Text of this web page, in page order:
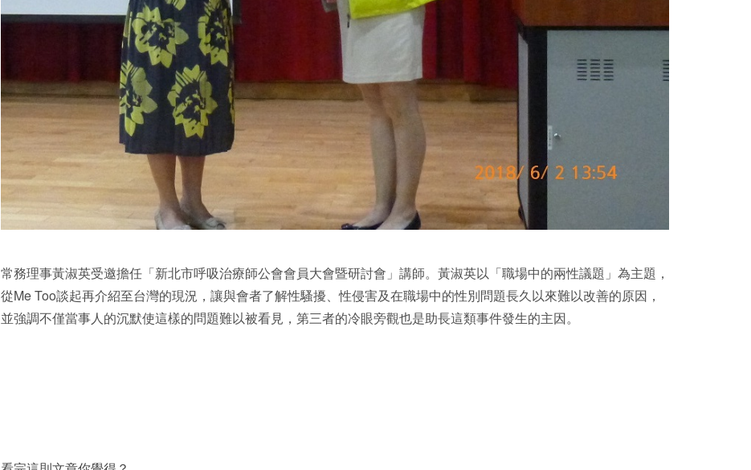
常務理事黃淑英受邀擔任「新北市呼吸治療師公會會員大會暨研討會」講師。黃淑英以「職場中的兩性議題」為主題，
從Me Too談起再介紹至台灣的現況，讓與會者了解性騷擾、性侵害及在職場中的性別問題長久以來難以改善的原因，
並強調不僅當事人的沉默使這樣的問題難以被看見，第三者的冷眼旁觀也是助長這類事件發生的主因。